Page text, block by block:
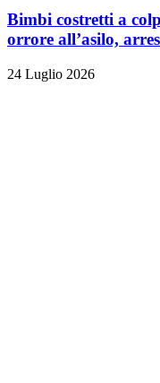
Bimbi costretti a
orrore all’asilo,
24 Luglio 2026